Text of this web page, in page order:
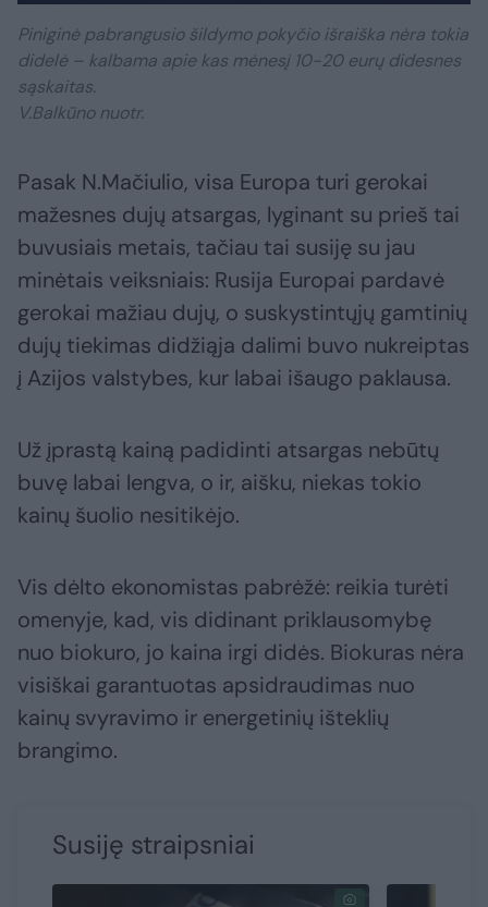
Piniginė pabrangusio šildymo pokyčio išraiška nėra tokia
didelė – kalbama apie kas mėnesį 10-20 eurų didesnes
sąskaitas.
V.Balkūno nuotr.
Pasak N.Mačiulio, visa Europa turi gerokai
mažesnes dujų atsargas, lyginant su prieš tai
buvusiais metais, tačiau tai susiję su jau
minėtais veiksniais: Rusija Europai pardavė
gerokai mažiau dujų, o suskystintųjų gamtinių
dujų tiekimas didžiąja dalimi buvo nukreiptas
į Azijos valstybes, kur labai išaugo paklausa.
Už įprastą kainą padidinti atsargas nebūtų
buvę labai lengva, o ir, aišku, niekas tokio
kainų šuolio nesitikėjo.
Vis dėlto ekonomistas pabrėžė: reikia turėti
omenyje, kad, vis didinant priklausomybę
nuo biokuro, jo kaina irgi didės. Biokuras nėra
visiškai garantuotas apsidraudimas nuo
kainų svyravimo ir energetinių išteklių
brangimo.
Susiję straipsniai